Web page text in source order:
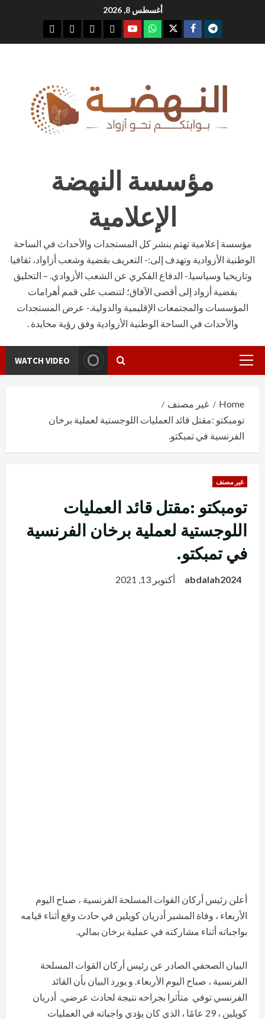
أغسطس 8, 2026
telegram
facebook
x
whatsap
youtube
مؤسسة النهضة
الإعلامية
مؤسسة إعلامية تهتم بنشر كل المستجدات والأحداث في الساحة
الوطنية الأزوادية وتهدف إلى:- التعريف بقضية وشعب أزاواد، ثقافيا
وتاريخيا وسياسيا.- الدفاع الفكري عن الشعب الأزوادي. – التحليق
بقضية أزواد إلى أقصى الآفاق؛ لتنصب على قمم أهرامات
المؤسسات والمجتمعات الإقليمية والدولية.- عرض المستجدات
والأحداث في الساحة الوطنية الأزوادية وفق رؤية محايدة .
Primary
WATCH VIDEO
Home
غير مصنف
تومبكتو :مقتل قائد العمليات اللوجستية لعملية برخان
الفرنسية في تمبكتو.
غير مصنف
تومبكتو :مقتل قائد العمليات
اللوجستية لعملية برخان الفرنسية
في تمبكتو.
abdalah2024 أكتوبر 13, 2021
أعلن رئيس أركان القوات المسلحة الفرنسية ، صباح اليوم
الأربعاء ، وفاة المشير أدريان كويلين في حادث وقع أثناء قيامه
بواجباته أثناء مشاركته في عملية برخان بمالي.
البيان الصحفي الصادر عن رئيس أركان القوات المسلحة
الفرنسية ، صباح اليوم الأربعاء. و يورد البيان بأن القائد
الفرنسي توفي متأثرا بجراحه نتيجة لحادث عرضي. أدريان
كويلين ، 29 عامًا ، الذي كان يؤدي واجباته في العمليات